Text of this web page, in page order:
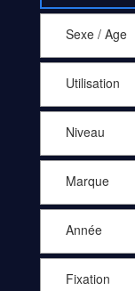
Sexe / Age
Utilisation
Niveau
Marque
Année
Fixation